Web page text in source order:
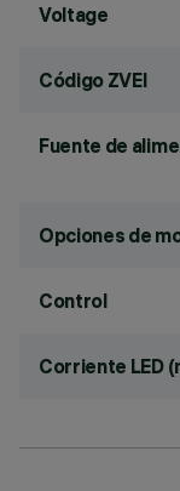
Voltage
Código ZVEI
Fuente de
Opciones de
Control
Corriente LED